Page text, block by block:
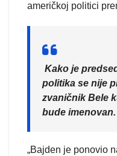
američkoj politici
Kako je
politika se nije
zvaničnik Bele
bude imenovan.
„Bajden je ponovio